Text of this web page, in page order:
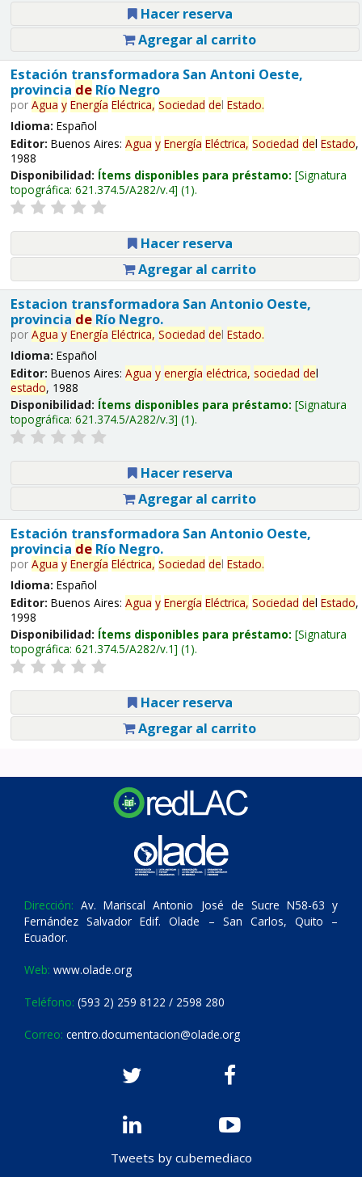
Hacer reserva
Agregar al carrito
Estación transformadora San Antoni Oeste,
provincia deRío Negro
por Agua y Energía Eléctrica, Sociedad del Estado.
Idioma: Español
Editor: Buenos Aires: Agua y Energía Eléctrica, Sociedad del Estado,
1988
Disponibilidad: Ítems disponibles para préstamo: Signatura
topográfica: 621.374.5/A282/v.4 (1).
Hacer reserva
Agregar al carrito
Estacion transformadora San Antonio Oeste,
provincia deRío Negro.
por Agua y Energía Eléctrica, Sociedad del Estado.
Idioma: Español
Editor: Buenos Aires: Agua y energía eléctrica, sociedad del
estado, 1988
Disponibilidad: Ítems disponibles para préstamo: Signatura
topográfica: 621.374.5/A282/v.3 (1).
Hacer reserva
Agregar al carrito
Estación transformadora San Antonio Oeste,
provincia deRío Negro.
por Agua y Energía Eléctrica, Sociedad del Estado.
Idioma: Español
Editor: Buenos Aires: Agua y Energía Eléctrica, Sociedad del Estado,
1998
Disponibilidad: Ítems disponibles para préstamo: Signatura
topográfica: 621.374.5/A282/v.1 (1).
Hacer reserva
Agregar al carrito
Dirección: Av. Mariscal Antonio José de Sucre N58-63 y
Fernández Salvador Edif. Olade – San Carlos, Quito –
Ecuador.
Web: www.olade.org
Teléfono: (593 2) 259 8122 / 2598 280
Correo: centro.documentacion@olade.org
Tweets by cubemediaco